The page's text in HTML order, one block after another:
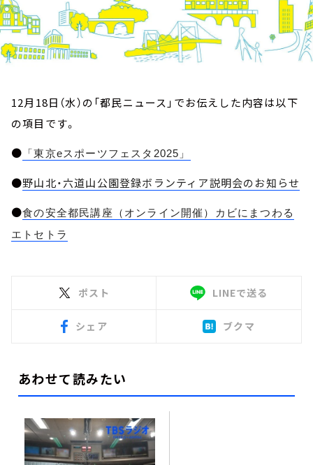
12月18日（水）の「都民ニュース」でお伝えした内容は以下
の項目です。
● 「東京eスポーツフェスタ2025」
●野山北・六道山公園登録ボランティア説明会のお知らせ
●食の安全都民講座（オンライン開催）カビにまつわる
エトセトラ
ポスト LINEで送る
シェア ブクマ
あわせて読みたい